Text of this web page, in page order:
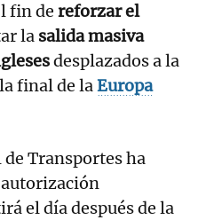
fin de reforzar el
la salida masiva
desplazados a la
final de laEuropa
Transportes ha
el día después de la